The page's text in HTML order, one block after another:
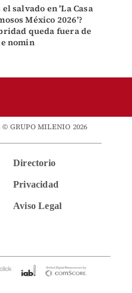
el salvado en 'La Casa
México 2026'?
queda fuera de
nomin
© GRUPO MILENIO 2026
Directorio
Privacidad
Aviso Legal